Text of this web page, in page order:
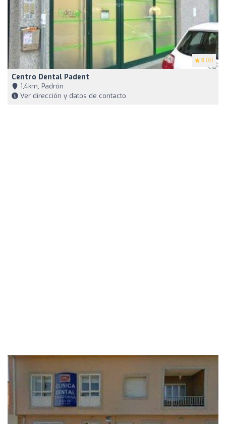
5 (6)
Centro Dental Padent
1,4km, Padrón
Ver dirección y datos de contacto